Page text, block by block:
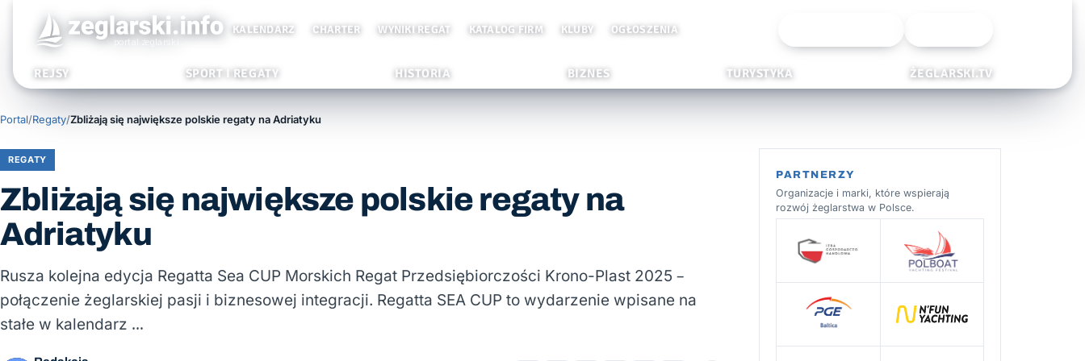
KALENDARZ CHARTER WYNIKI REGAT KATALOG FIRM KLUBY OGŁOSZENIA
REJSY SPORT I REGATY HISTORIA BIZNES TURYSTYKA ŻEGLARSKI.TV
Portal/Regaty/Zbliżają się największe polskie regaty na Adriatyku
REGATY
Zbliżają się największe polskie regaty na
Adriatyku
Rusza kolejna edycja Regatta Sea CUP Morskich Regat Przedsiębiorczości Krono-Plast 2025 –
połączenie żeglarskiej pasji i biznesowej integracji. Regatta SEA CUP to wydarzenie wpisane na
stałe w kalendarz …
PARTNERZY
Organizacje i marki, które wspierają
rozwój żeglarstwa w Polsce.